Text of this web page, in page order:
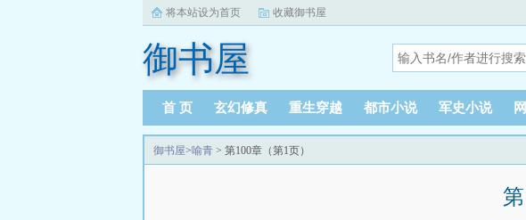
将本站设为首页 收藏御书屋
御书屋
首 页 玄幻修真 重生穿越 都市小说 军史小说
御书屋>喻青 > 第100章（第1页）